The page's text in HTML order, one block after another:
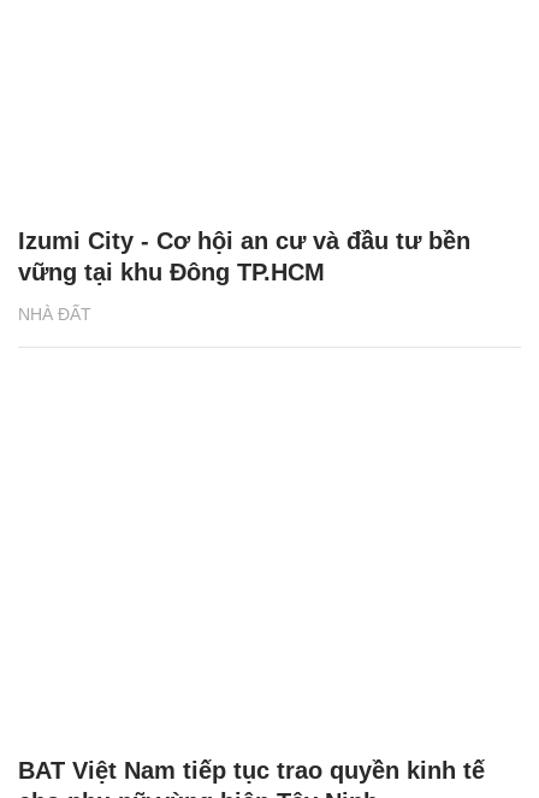
NHÀ ĐẤT
Izumi City - Cơ hội an cư và đầu tư bền
vững tại khu Đông TP.HCM
BAT Việt Nam tiếp tục trao quyền kinh tế